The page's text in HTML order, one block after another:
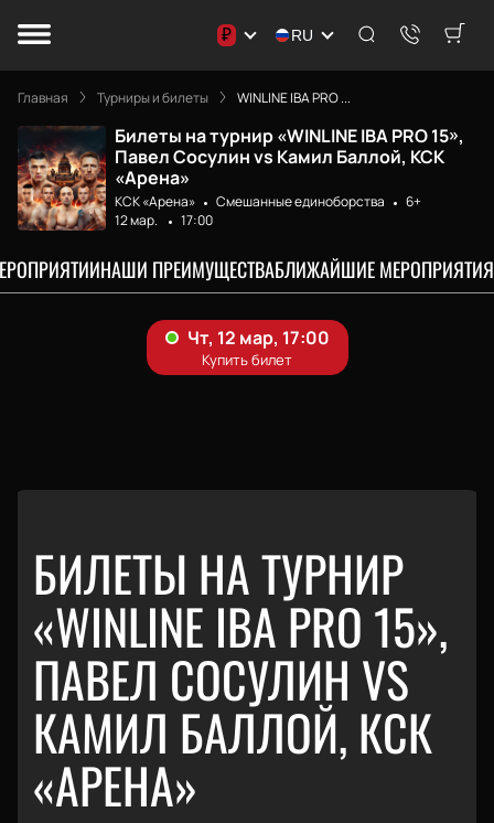
₽ RU
Главная Турниры и билеты WINLINE IBA PRO ...
Билеты на турнир «WINLINE IBA PRO 15»,
Павел Сосулин vs Камил Баллой, КСК
«Арена»
КСК «Арена» Смешанные единоборства
6+
12 мар.
17:00
НАШИ ПРЕИМУЩЕСТВАБЛИЖАЙШИЕ МЕРОПРИЯТИЯ
БИЛЕТЫ НА ТУРНИР
«WINLINE IBA PRO 15»,
ПАВЕЛ СОСУЛИН VS
КАМИЛ БАЛЛОЙ, КСК
«АРЕНА»